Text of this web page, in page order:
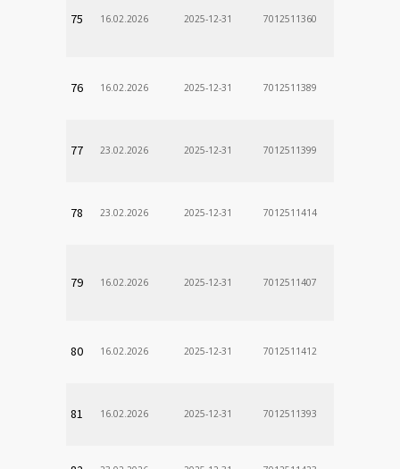
75 16.02.2026 2025-12-31 7012511360
76 16.02.2026 2025-12-31 7012511389
77 23.02.2026 2025-12-31 7012511399
78 23.02.2026 2025-12-31 7012511414
79 16.02.2026 2025-12-31 7012511407
80 16.02.2026 2025-12-31 7012511412
81 16.02.2026 2025-12-31 7012511393